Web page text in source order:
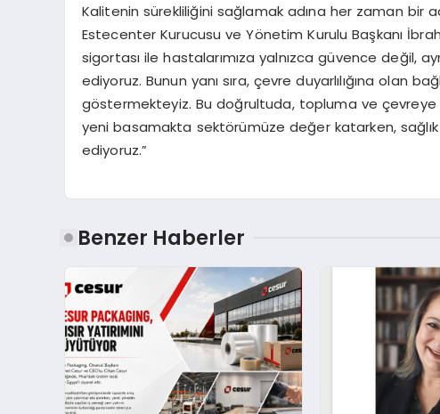
Kalitenin sürekliliğini sağlamak adına her zaman bir
Estecenter Kurucusu ve Yönetim Kurulu Başkanı
sigortası ile hastalarımıza yalnızca güvence
ediyoruz. Bunun yanı sıra, çevre duyarlılığına olan
göstermekteyiz. Bu doğrultuda, topluma ve
yeni basamakta sektörümüze değer katarken,
ediyoruz.”
Benzer Haberler